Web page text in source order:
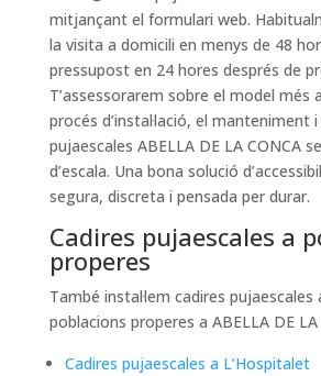
mitjançant el formulari web.
la visita a domicili en menys de 48
pressupost en 24 hores després de
T’assessorarem sobre el model més
procés d’instal·lació, el manteniment
pujaescales ABELLA DE LA CONCA
d’escala. Una bona solució
segura, discreta i pensada per durar.
Cadires pujaescales a
properes
També instal·lem cadires pujaescales
poblacions properes a ABELLA DE LA
Cadires pujaescales a L’Hospitalet